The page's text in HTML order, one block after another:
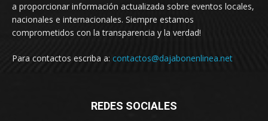
a proporcionar información actualizada sobre eventos locales,
nacionales e internacionales. Siempre estamos
comprometidos con la transparencia y la verdad!
Para contactos escriba a: contactos@dajabonenlinea.net
REDES SOCIALES